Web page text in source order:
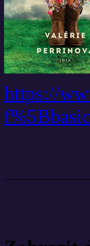
https://